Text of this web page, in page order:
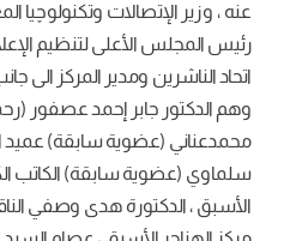
عنه ، وزير الإتصالات وتكنولوچيا
رئيس المجلس الأعلى لتنظيم
اتحاد الناشرين ومدير المركز
وهم الدكتور جابر إحمد عصفور
محمدعناني (عضوية سابقة) عميد
سلماوي (عضوية سابقة) الكاتب
الأسبق ، الدكتورة هدى وصفي